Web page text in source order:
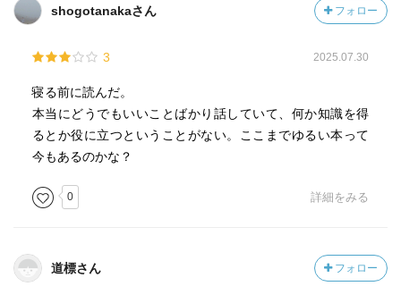
shogotanakaさん フォロー
3 2025.07.30
寝る前に読んだ。
本当にどうでもいいことばかり話していて、何か知識を得
るとか役に立つということがない。ここまでゆるい本って
今もあるのかな？
0 詳細をみる
道標さん フォロー